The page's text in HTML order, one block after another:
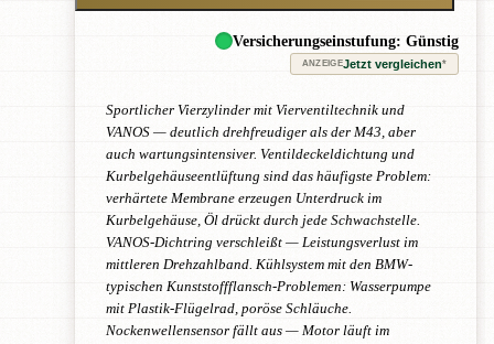
Versicherungseinstufung: Günstig
ANZEIGEJetzt vergleichen*
Sportlicher Vierzylinder mit Vierventiltechnik und
VANOS — deutlich drehfreudiger als der M43, aber
auch wartungsintensiver. Ventildeckeldichtung und
Kurbelgehäuseentlüftung sind das häufigste Problem:
verhärtete Membrane erzeugen Unterdruck im
Kurbelgehäuse, Öl drückt durch jede Schwachstelle.
VANOS-Dichtring verschleißt — Leistungsverlust im
mittleren Drehzahlband. Kühlsystem mit den BMW-
typischen Kunststoffflansch-Problemen: Wasserpumpe
mit Plastik-Flügelrad, poröse Schläuche.
Nockenwellensensor fällt aus — Motor läuft im